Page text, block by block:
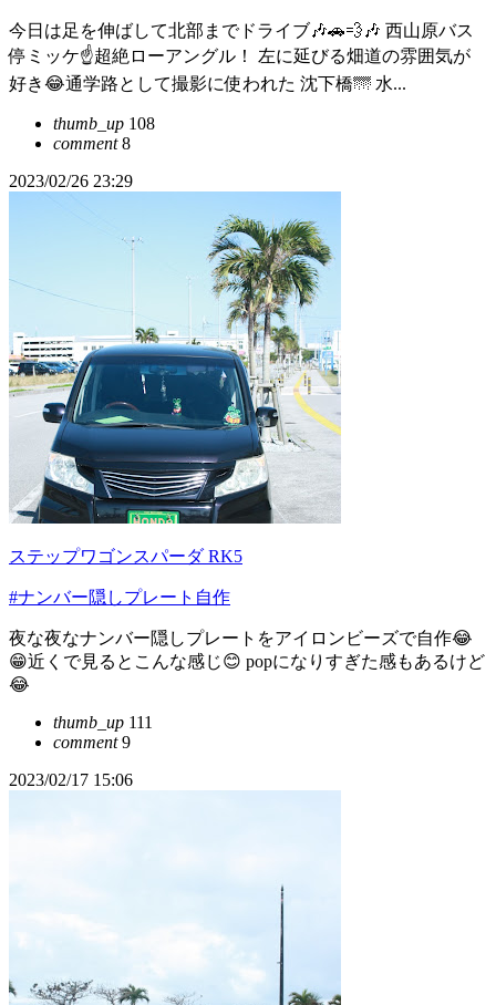
今日は足を伸ばして北部までドライブ🎶🚗💨🎶 西山原バス
停ミッケ☝超絶ローアングル！ 左に延びる畑道の雰囲気が
好き😂通学路として撮影に使われた 沈下橋🌁 水...
thumb_up 108
comment8
2023/02/26 23:29
ステップワゴンスパーダ RK5
#ナンバー隠しプレート自作
夜な夜なナンバー隠しプレートをアイロンビーズで自作😂
😁近くで見るとこんな感じ😊 popになりすぎた感もあるけど
😂
thumb_up 111
comment9
2023/02/17 15:06